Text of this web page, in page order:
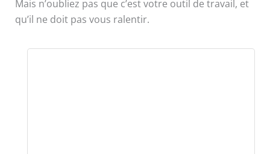
Mais n’oubliez pas que c’est votre outil de travail, et
qu’il ne doit pas vous ralentir.